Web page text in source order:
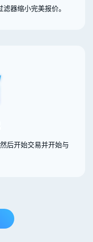
器缩小完美报价。
后开始交易并开始与